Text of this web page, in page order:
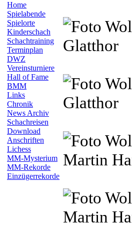
Home
Spielabende
Spielorte
Kinderschach
Schachtraining
Terminplan
DWZ
Vereinsturniere
Hall of Fame
BMM
Links
Chronik
News Archiv
Schachreisen
Download
Anschriften
Lichess
MM-Mysterium
MM-Rekorde
Einzügerrekorde